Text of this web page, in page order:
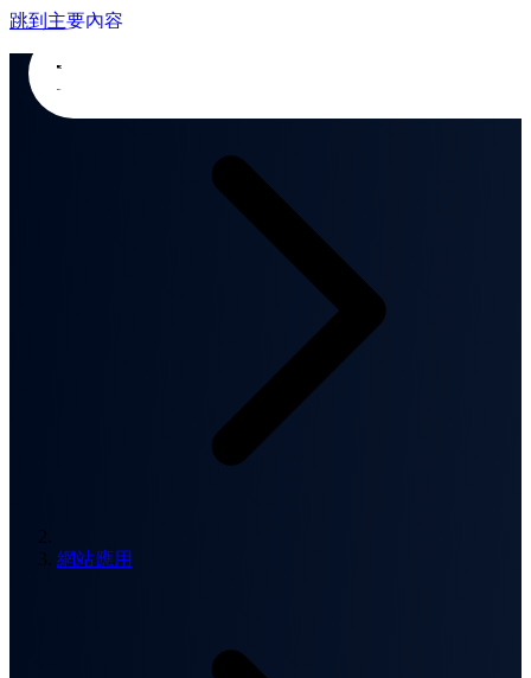
跳到主要內容
首頁
網站應用